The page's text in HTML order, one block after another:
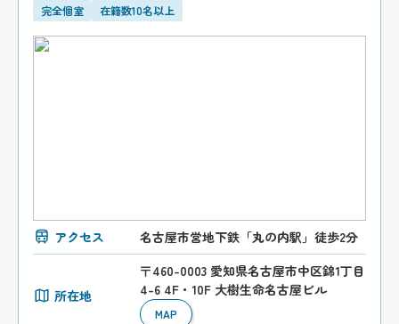
完全個室 在籍数10名以上
アクセス 名古屋市営地下鉄「丸の内駅」徒歩2分
所在地
〒460-0003 愛知県名古屋市中区錦1丁目
4-6 4F・10F 大樹生命名古屋ビル
MAP